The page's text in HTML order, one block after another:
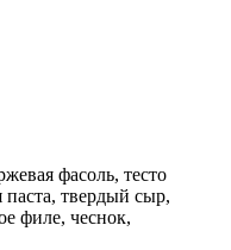
фасоль, тесто
паста, твердый сыр,
филе, чеснок,